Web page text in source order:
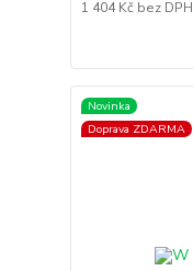
1 404 Kč bez DPH
Novinka
Doprava ZDARMA